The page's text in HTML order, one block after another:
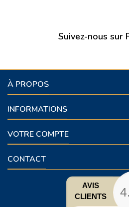
Suivez-nous sur
À PROPOS
INFORMATIONS
VOTRE COMPTE
CONTACT
AVIS
CLIENTS